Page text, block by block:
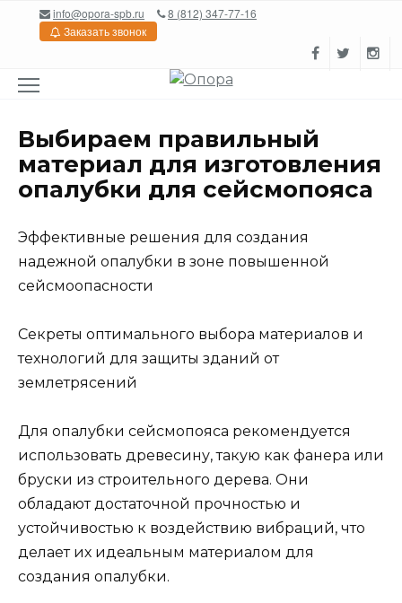
Перейтиinfo@opora-spb.ru
8 (812) 347-77-16
Заказать звонок
Выбираем правильный
материал для изготовления
опалубки для сейсмопояса
Эффективные решения для создания
надежной опалубки в зоне повышенной
сейсмоопасности
Секреты оптимального выбора материалов и
технологий для защиты зданий от
землетрясений
Для опалубки сейсмопояса рекомендуется
использовать древесину, такую как фанера или
бруски из строительного дерева. Они
обладают достаточной прочностью и
устойчивостью к воздействию вибраций, что
делает их идеальным материалом для
создания опалубки.